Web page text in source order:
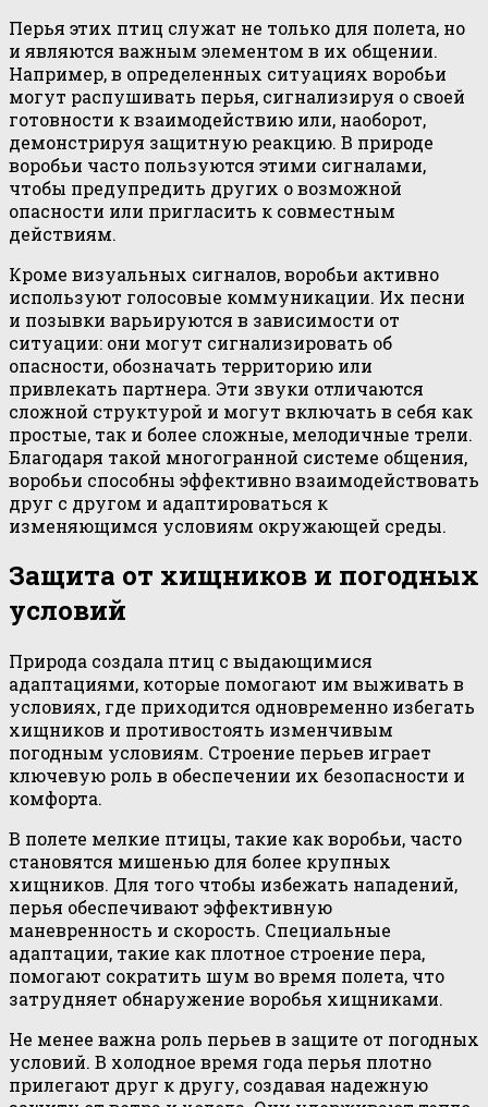
Перья этих птиц служат не только для полета, но
и являются важным элементом в их общении.
Например, в определенных ситуациях воробьи
могут распушивать перья, сигнализируя о своей
готовности к взаимодействию или, наоборот,
демонстрируя защитную реакцию. В природе
воробьи часто пользуются этими сигналами,
чтобы предупредить других о возможной
опасности или пригласить к совместным
действиям.
Кроме визуальных сигналов, воробьи активно
используют голосовые коммуникации. Их песни
и позывки варьируются в зависимости от
ситуации: они могут сигнализировать об
опасности, обозначать территорию или
привлекать партнера. Эти звуки отличаются
сложной структурой и могут включать в себя как
простые, так и более сложные, мелодичные трели.
Благодаря такой многогранной системе общения,
воробьи способны эффективно взаимодействовать
друг с другом и адаптироваться к
изменяющимся условиям окружающей среды.
Защита от хищников и погодных
условий
Природа создала птиц с выдающимися
адаптациями, которые помогают им выживать в
условиях, где приходится одновременно избегать
хищников и противостоять изменчивым
погодным условиям. Строение перьев играет
ключевую роль в обеспечении их безопасности и
комфорта.
В полете мелкие птицы, такие как воробьи, часто
становятся мишенью для более крупных
хищников. Для того чтобы избежать нападений,
перья обеспечивают эффективную
маневренность и скорость. Специальные
адаптации, такие как плотное строение пера,
помогают сократить шум во время полета, что
затрудняет обнаружение воробья хищниками.
Не менее важна роль перьев в защите от погодных
условий. В холодное время года перья плотно
прилегают друг к другу, создавая надежную